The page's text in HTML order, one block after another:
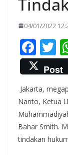
04/01/2022
F
ac
e
b
o
o
k
T
w
Post
Jakarta,
Nanto, Ketua
Bahar Smith.
tindakan